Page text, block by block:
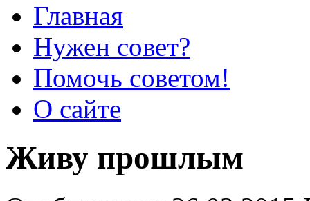
Главная
Нужен совет?
Помочь советом!
О сайте
Живу прошлым